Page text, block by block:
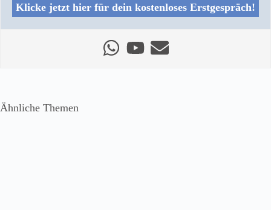
Klicke jetzt hier für dein kostenloses Erstgespräch!
Ähnliche Themen